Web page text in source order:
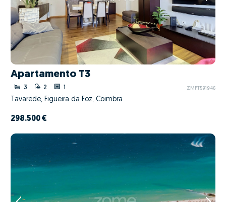
Apartamento T3
3 2 1 ZMPT591946
Tavarede, Figueira da Foz, Coimbra
298.500 €